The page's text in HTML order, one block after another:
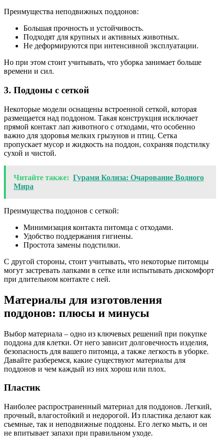
Преимущества неподвижных поддонов:
Большая прочность и устойчивость.
Подходят для крупных и активных животных.
Не деформируются при интенсивной эксплуатации.
Но при этом стоит учитывать, что уборка занимает больше
времени и сил.
3. Поддоны с сеткой
Некоторые модели оснащены встроенной сеткой, которая
размещается над поддоном. Такая конструкция исключает
прямой контакт лап животного с отходами, что особенно
важно для здоровья мелких грызунов и птиц. Сетка
пропускает мусор и жидкость на поддон, сохраняя подстилку
сухой и чистой.
Читайте также: Гурами Колиза: Очарование Водного
Мира
Преимущества поддонов с сеткой:
Минимизация контакта питомца с отходами.
Удобство поддержания гигиены.
Простота замены подстилки.
С другой стороны, стоит учитывать, что некоторые питомцы
могут застревать лапками в сетке или испытывать дискомфорт
при длительном контакте с ней.
Материалы для изготовления
поддонов: плюсы и минусы
Выбор материала – одно из ключевых решений при покупке
поддона для клетки. От него зависит долговечность изделия,
безопасность для вашего питомца, а также легкость в уборке.
Давайте разберемся, какие существуют материалы для
поддонов и чем каждый из них хорош или плох.
Пластик
Наиболее распространенный материал для поддонов. Легкий,
прочный, влагостойкий и недорогой. Из пластика делают как
съемные, так и неподвижные поддоны. Его легко мыть, и он
не впитывает запахи при правильном уходе.